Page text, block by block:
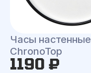
Часы настенные
ChronoTop
1190 ₽